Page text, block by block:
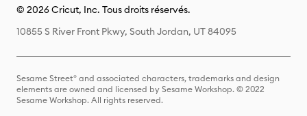
© 2026 Cricut, Inc. Tous droits réservés.
10855 S River Front Pkwy, South Jordan, UT 84095
Sesame Street® and associated characters, trademarks and design
elements are owned and licensed by Sesame Workshop. © 2022
Sesame Workshop. All rights reserved.